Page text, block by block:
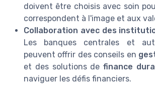
doivent être choisis avec soin
correspondent à l'image et aux
Collaboration avec des
Les banques centrales et
peuvent offrir des conseils en
et des solutions de finance
naviguer les défis financiers.